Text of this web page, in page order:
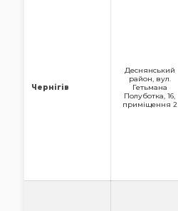
Чернігів
Деснянський
район, вул.
Гетьмана
Полуботка, 16,
приміщення 2